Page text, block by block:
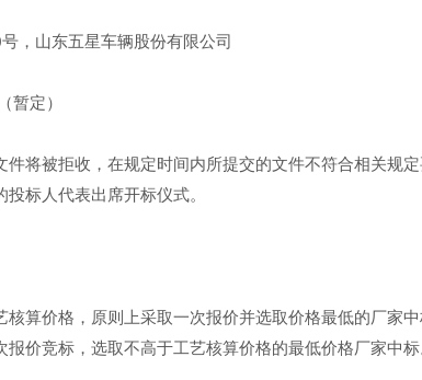
，山东五星车辆股份有限公司
暂定）
将被拒收，在规定时间内所提交的文件不符合相关规
标人代表出席开标仪式。
核算价格，原则上采取一次报价并选取价格最低的厂家
价竞标，选取不高于工艺核算价格的最低价格厂家中标